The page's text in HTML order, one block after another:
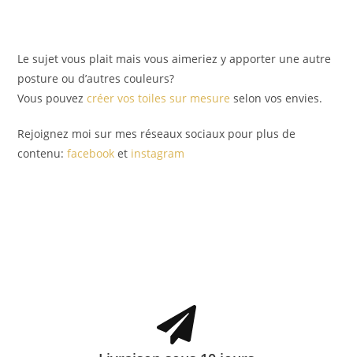
Le sujet vous plait mais vous aimeriez y apporter une autre
posture ou d’autres couleurs?
Vous pouvez créer vos toiles sur mesure selon vos envies.
Rejoignez moi sur mes réseaux sociaux pour plus de
contenu:facebook et instagram